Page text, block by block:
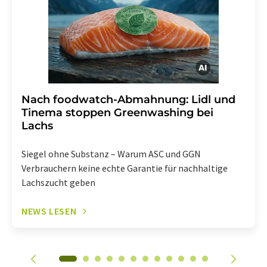
Abbestellung des entsprechenden Newsletters
enthalten.
Nach foodwatch-Abmahnung: Lidl und
Tinema stoppen Greenwashing bei
Lachs
Siegel ohne Substanz – Warum ASC und GGN
Verbrauchern keine echte Garantie für nachhaltige
Lachszucht geben
NEWS LESEN